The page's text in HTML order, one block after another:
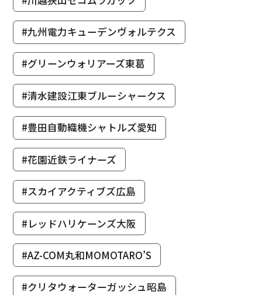
#九州電力キューデンヴォルテクス
#グリーンウォリアーズ東葛
#清水建設江東ブルーシャークス
#豊田自動織機シャトルズ愛知
#花園近鉄ライナーズ
#スカイアクティブズ広島
#レッドハリケーンズ大阪
#AZ-COM丸和MOMOTARO’S
#クリタウォーターガッシュ昭島